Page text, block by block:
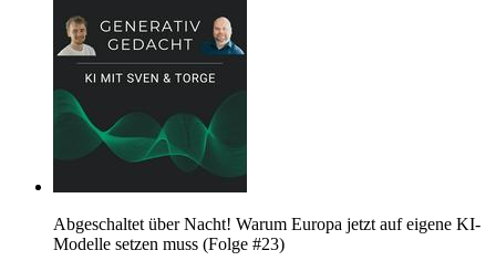
Abgeschaltet über Nacht! Warum Europa jetzt auf eigene KI-
Modelle setzen muss (Folge #23)